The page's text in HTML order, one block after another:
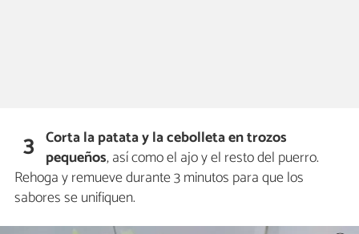
3 Corta la patata y la cebolleta en trozos
pequeños, así como el ajo y el resto del puerro.
Rehoga y remueve durante 3 minutos para que los
sabores se unifiquen.